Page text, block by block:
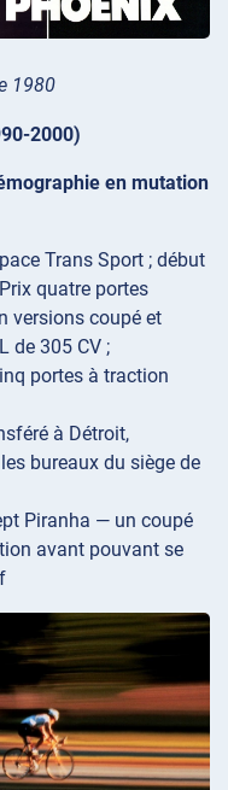
1980
2000)
en mutation
Trans Sport ; début
quatre portes
versions coupé et
de 305 CV ;
portes à traction
à Détroit,
bureaux du siège de
Piranha — un coupé
avant pouvant se